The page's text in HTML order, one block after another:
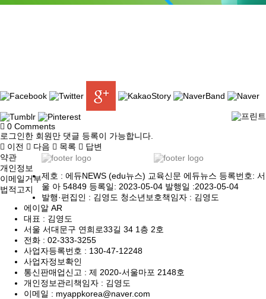
0 Comments
로그인한 회원만 댓글 등록이 가능합니다.
이전
다음 목록
답변
약관
개인정보
이메일거부
법적고지
제호 : 에듀NEWS (edu뉴스) 교육신문 에듀뉴스 등록번호: 서
울 아 54849 등록일: 2023-05-04 발행일 :2023-05-04
발행·편집인 : 김영도 청소년보호책임자 : 김영도
에이알 AR
대표 : 김영도
서울 서대문구 연희로33길 34 1층 2호
전화 : 02-333-3255
사업자등록번호 : 130-47-12248
사업자정보확인
통신판매업신고 : 제 2020-서울마포 2148호
개인정보관리책임자 : 김영도
이메일 : myappkorea@naver.com